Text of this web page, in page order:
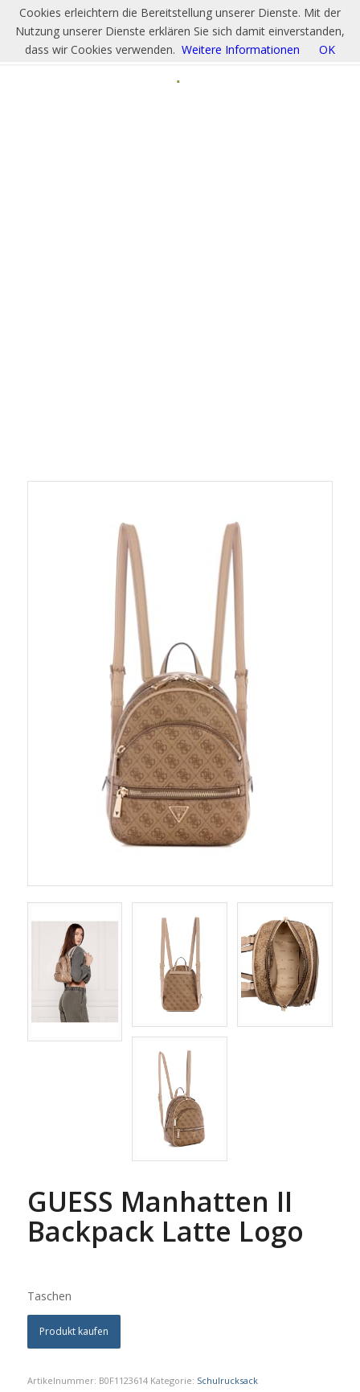
GUESS Manhatten II
Backpack Latte Logo
Taschen
Produkt kaufen
Artikelnummer: B0F1123614 Kategorie: Schulrucksack
Cookies erleichtern die Bereitstellung unserer Dienste. Mit der
Nutzung unserer Dienste erklären Sie sich damit einverstanden,
dass wir Cookies verwenden. Weitere Informationen OK